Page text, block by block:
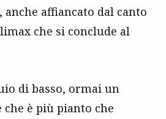
affiancato dal canto
che si conclude al
di basso, ormai un
è più pianto che